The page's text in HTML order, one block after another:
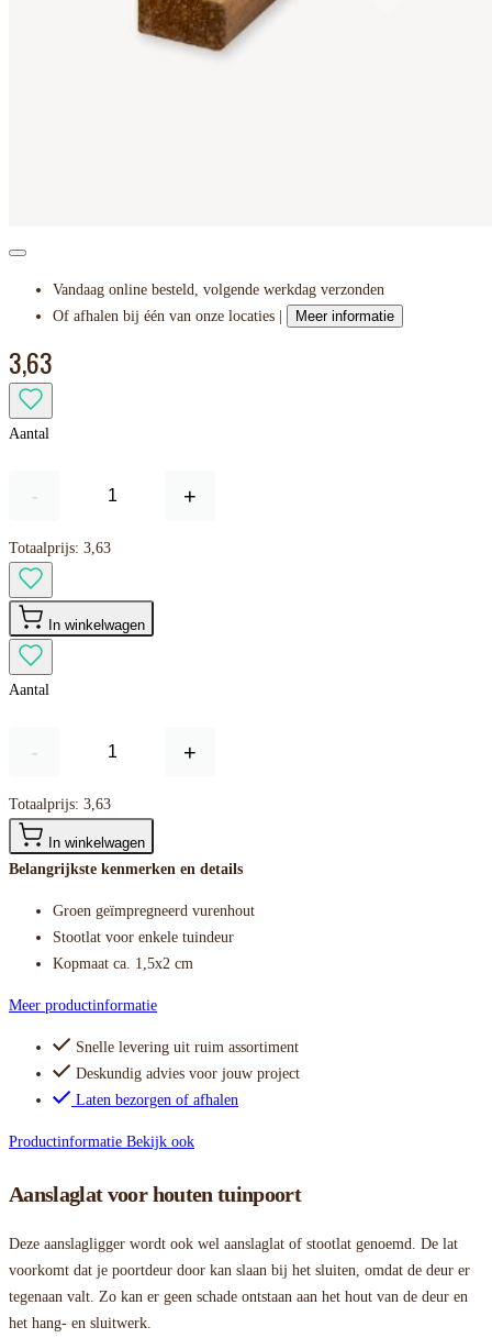
Vandaag online besteld, volgende werkdag verzonden
Of afhalen bij één van onze locaties |
Meer informatie
3,63
Aantal
- +
Totaalprijs: 3,63
In winkelwagen
Aantal
- +
Totaalprijs: 3,63
In winkelwagen
Belangrijkste kenmerken en details
Groen geïmpregneerd vurenhout
Stootlat voor enkele tuindeur
Kopmaat ca. 1,5x2 cm
Meer productinformatie
Snelle levering uit ruim assortiment
Deskundig advies voor jouw project
Laten bezorgen of afhalen
Productinformatie Bekijk ook
Aanslaglat voor houten tuinpoort
Deze aanslagligger wordt ook wel aanslaglat of stootlat genoemd. De lat
voorkomt dat je poortdeur door kan slaan bij het sluiten, omdat de deur er
tegenaan valt. Zo kan er geen schade ontstaan aan het hout van de deur en
het hang- en sluitwerk.